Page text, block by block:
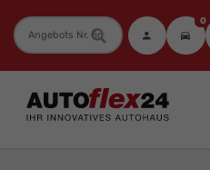
Fahrzeugnummer 0
Autoflex24
GmbH